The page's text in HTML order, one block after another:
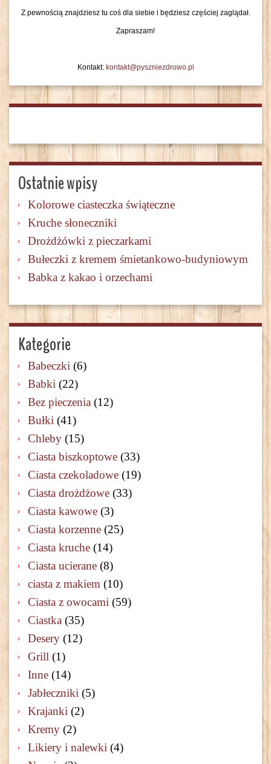
Z pewnością znajdziesz tu coś dla siebie i będziesz częściej zaglądał.
Zapraszam!
Kontakt: kontakt@pyszniezdrowo.pl
Ostatnie wpisy
Kolorowe ciasteczka świąteczne
Kruche słoneczniki
Drożdżówki z pieczarkami
Bułeczki z kremem śmietankowo-budyniowym
Babka z kakao i orzechami
Kategorie
Babeczki (6)
Babki (22)
Bez pieczenia (12)
Bułki (41)
Chleby (15)
Ciasta biszkoptowe (33)
Ciasta czekoladowe (19)
Ciasta drożdżowe (33)
Ciasta kawowe (3)
Ciasta korzenne (25)
Ciasta kruche (14)
Ciasta ucierane (8)
ciasta z makiem (10)
Ciasta z owocami (59)
Ciastka (35)
Desery (12)
Grill (1)
Inne (14)
Jabłeczniki (5)
Krajanki (2)
Kremy (2)
Likiery i nalewki (4)